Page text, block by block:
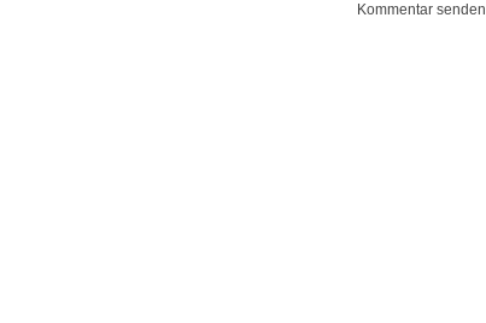
Kommentar senden